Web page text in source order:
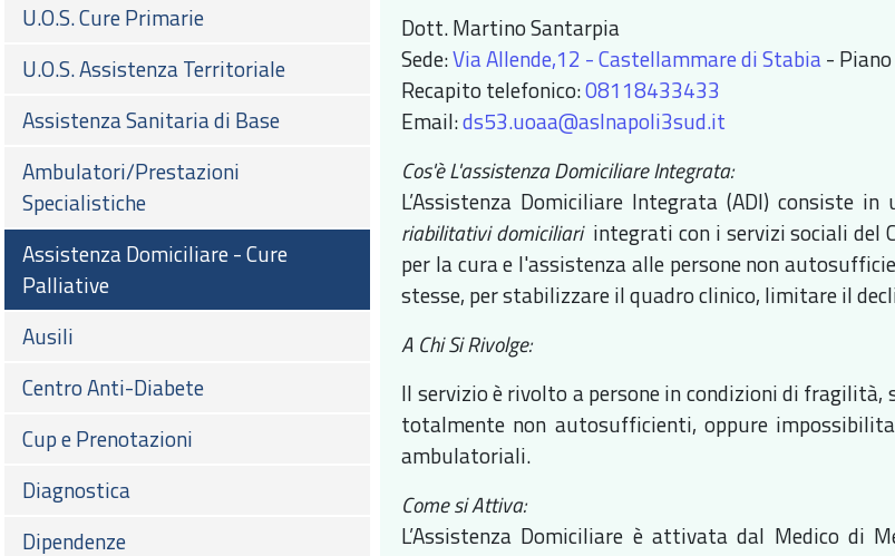
U.O.S. Cure Primarie
U.O.S. Assistenza Territoriale
Assistenza Sanitaria di Base
Ambulatori/Prestazioni
Specialistiche
Assistenza Domiciliare - Cure
Palliative
Ausili
Centro Anti-Diabete
Cup e Prenotazioni
Diagnostica
Dipendenze
Dott. Martino Santarpia
Sede:Via Allende,12 - Castellammare di Stabia-
Recapito telefonico:08118433433
Email:ds53.uoaa@aslnapoli3sud.it
Cos'è L'assistenza Domiciliare Integrata:
L’Assistenza Domiciliare Integrata (ADI) consiste
riabilitativi domiciliari integrati con i servizi sociali del
per la cura e l'assistenza alle persone non
stesse, per stabilizzare il quadro clinico, limitare il
A Chi Si Rivolge:
Il servizio è rivolto a persone in condizioni di
totalmente non autosufficienti, oppure
ambulatoriali.
Come si Attiva:
L’Assistenza Domiciliare è attivata dal Medico di